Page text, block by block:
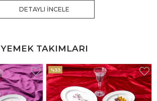
DETAYLI İNCELE
YEMEK TAKIMLARI
%25